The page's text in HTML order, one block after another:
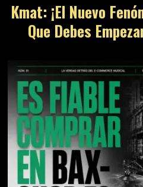
Kmat: ¡El Nuevo
Que Debes